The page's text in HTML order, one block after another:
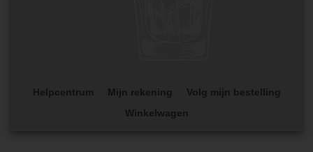
Helpcentrum Mijn rekening
Volg mijn bestelling
Winkelwagen